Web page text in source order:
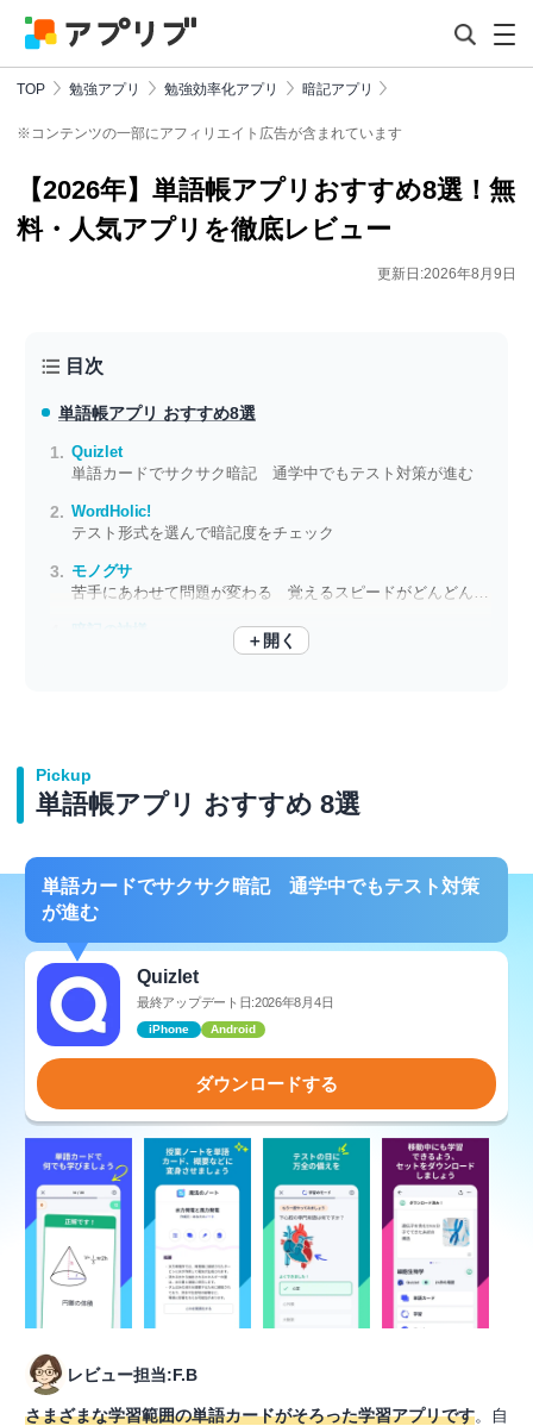
TOP 勉強アプリ 勉強効率化アプリ 暗記アプリ
※コンテンツの一部にアフィリエイト広告が含まれています
【2026年】単語帳アプリおすすめ8選！無
料・人気アプリを徹底レビュー
更新日:2026年8月9日
目次
単語帳アプリ おすすめ8選
Quizlet
単語カードでサクサク暗記 通学中でもテスト対策が進む
WordHolic!
テスト形式を選んで暗記度をチェック
モノグサ
苦手にあわせて問題が変わる 覚えるスピードがどんどん上がる学習アプリ
自分専用の単語帳を作成してユーザー間でシェア
＋開く
Pickup
単語帳アプリ おすすめ 8選
単語カードでサクサク暗記 通学中でもテスト対策
が進む
Quizlet
最終アップデート日:2026年8月4日
iPhone Android
ダウンロードする
レビュー担当:F.B
さまざまな学習範囲の単語カードがそろった学習アプリです。自